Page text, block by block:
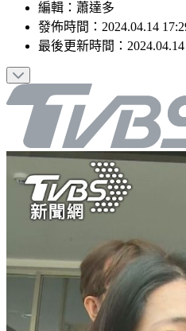
編輯 ： 蕭達多
發佈時間： 2024.04.14
最後更新時間：